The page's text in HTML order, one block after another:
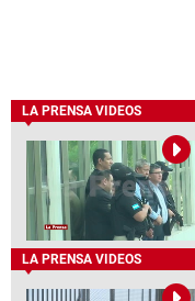
LA PRENSA VIDEOS
LA PRENSA VIDEOS